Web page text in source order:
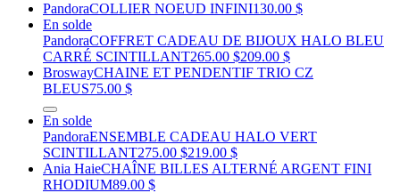
PandoraCOLLIER NOEUD INFINI130.00 $
En solde
PandoraCOFFRET CADEAU DE BIJOUX HALO BLEU
CARRÉ SCINTILLANT265.00 $209.00 $
BroswayCHAINE ET PENDENTIF TRIO CZ
BLEUS75.00 $
En solde
PandoraENSEMBLE CADEAU HALO VERT
SCINTILLANT275.00 $219.00 $
Ania HaieCHAÎNE BILLES ALTERNÉ ARGENT FINI
RHODIUM89.00 $